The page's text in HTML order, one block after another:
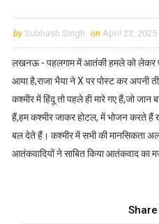
by Subhash Singh on April 23, 2025
लखनऊ - पहलगाम में आतंकी हमले को लेकर
आया है,राजा भैया ने X पर पोस्ट कर अपनी
कश्मीर में हिंदू तो पहले ही मारे गए हैं,जो
हैं,हम कश्मीर जाकर होटल, में भोजन करते
बल देते हैं। कश्मीर में सभी की मानसिकता
आतंकवादियों ने साबित किया आतंकवाद का